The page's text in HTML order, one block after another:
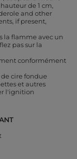
de 1 cm
and other
if present,
la flamme avec un
pas sur la
conformément
cire fondue
et autres
l'ignition